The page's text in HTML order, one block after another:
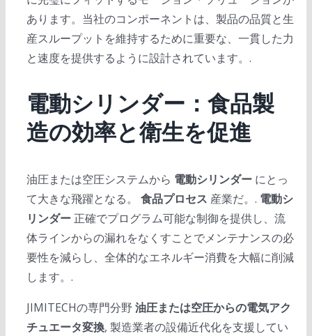
あります。当社のコンポーネントは、製品の品質と生
産スループットを維持するために重要な、一貫した力
と速度を提供するように設計されています。.
電動シリンダー：食品製
造の効率と衛生を促進
油圧または空圧システムから 電動シリンダーにとっ
て大きな飛躍となる。 食品プロセス 産業だ。. 電動シ
リンダー正確でプログラム可能な制御を提供し、流
体ラインからの漏れをなくすことでメンテナンスの必
要性を減らし、全体的なエネルギー消費を大幅に削減
します。.
JIMITECHの専門分野 油圧または空圧からの電気アク
チュエータ変換, 製造業者の設備近代化を支援してい